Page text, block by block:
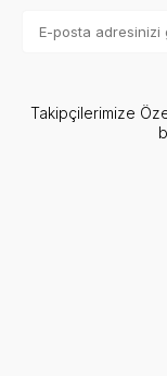
Takipçilerimize